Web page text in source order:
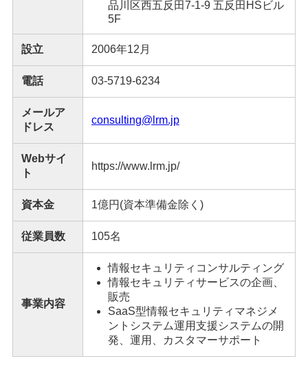
品川区西五反田7-1-9 五反田HSビル
5F
設立 2006年12月
電話 03-5719-6234
メールア
ドレス
consulting@lrm.jp
Webサイ
ト
https://www.lrm.jp/
資本金 1億円(資本準備金除く)
従業員数 105名
事業内容
情報セキュリティコンサルティング
情報セキュリティサービスの企画、
販売
SaaS型情報セキュリティマネジメ
ントシステム運用支援システムの開
発、運用、カスタマーサポート